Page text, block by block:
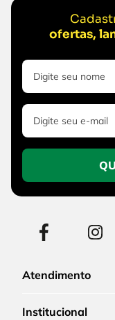
ofertas,
Atendimento
Institucional